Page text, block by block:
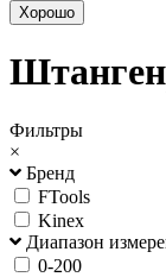
Хорошо
Фильтры
×
Бренд
FTools
Kinex
Диапазон
0-200